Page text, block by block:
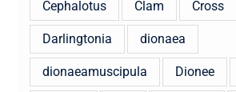
Cephalotus Clam Cross
Darlingtonia dionaea
dionaeamuscipula Dionee